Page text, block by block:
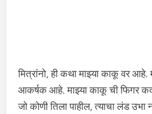
मित्रांनो, ही कथा माझ्या काकू वर
आकर्षक आहे. माझ्या काकू ची फिगर
जो कोणी तिला पाहील, त्याचा लंड